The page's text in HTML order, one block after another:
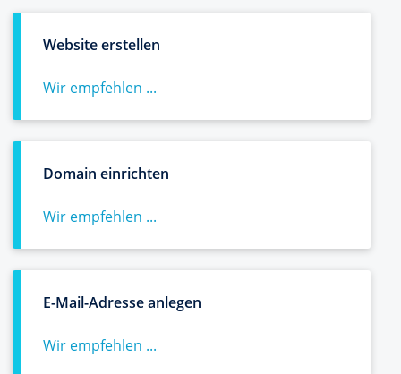
Website erstellen
Wir empfehlen ...
Domain einrichten
Wir empfehlen ...
E-Mail-Adresse anlegen
Wir empfehlen ...